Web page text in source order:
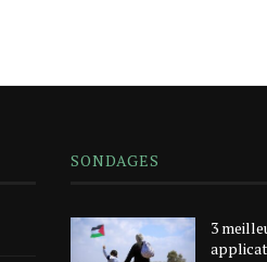
SONDAGES
3